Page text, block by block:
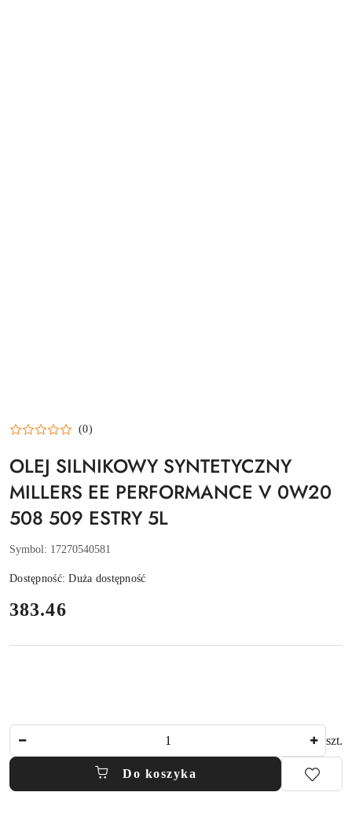
(0)
OLEJ SILNIKOWY SYNTETYCZNY
MILLERS EE PERFORMANCE V 0W20
508 509 ESTRY 5L
Symbol: 17270540581
Dostępność:Duża dostępność
cena:
383.46
szt.
Do koszyka